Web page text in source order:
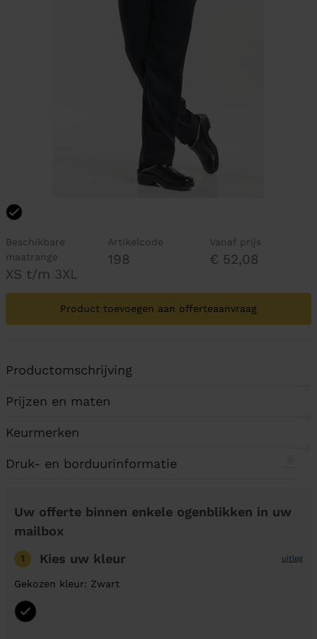
Beschikbare
maatrange
XS t/m 3XL
Artikelcode
198
Vanaf prijs
€ 52,08
Product toevoegen aan offerteaanvraag
Productomschrijving
Prijzen en maten
Keurmerken
Druk- en borduurinformatie
Uw offerte binnen enkele ogenblikken in uw
mailbox
1 Kies uw kleur uitleg
Gekozen kleur: Zwart